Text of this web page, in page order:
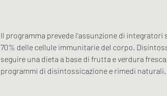
Il programma prevede l'assunzione di
70% delle cellule immunitarie del corpo.
seguire una dieta a base di frutta e verdura
programmi di disintossicazione e rimedi naturali.